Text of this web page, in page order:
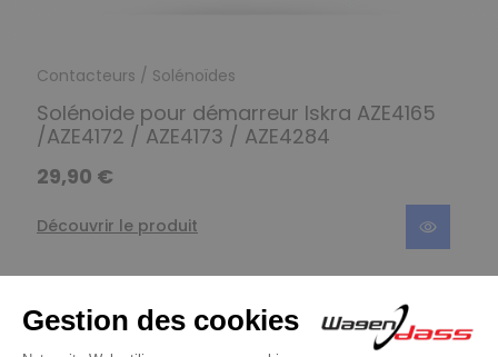
Contacteurs / Solénoïdes
Solénoide pour démarreur Iskra AZE4165
/AZE4172 / AZE4173 / AZE4284
29,90 €
Découvrir le produit